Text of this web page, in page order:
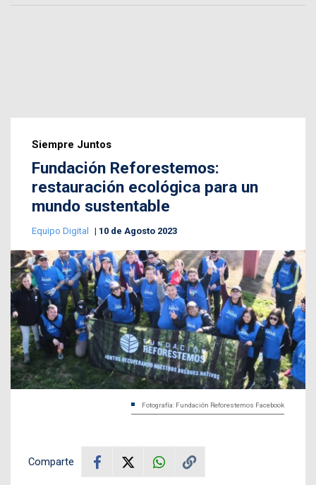
Siempre Juntos
Fundación Reforestemos:
restauración ecológica para un
mundo sustentable
Equipo Digital 10 de Agosto 2023
Fotografía: Fundación Reforestemos Facebook
Comparte